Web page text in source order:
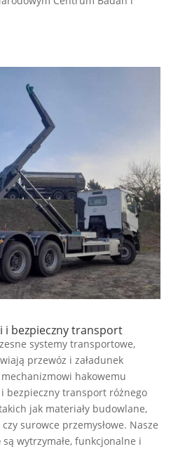
i bezpieczny transport
systemy transportowe,
przewóz i załadunek
hakowemu
bezpieczny transport różnego
jak materiały budowlane,
surowce przemysłowe. Nasze
są wytrzymałe, funkcjonalne i